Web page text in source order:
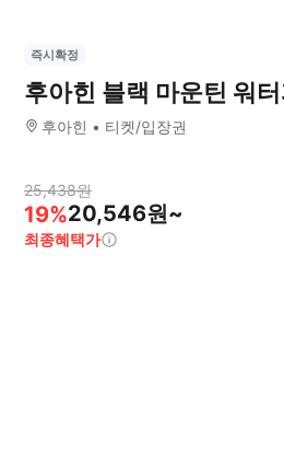
즉시확정
후아힌 블랙 마운틴 워
후아힌 티켓/입장권
25,438원
19%20,546원~
최종혜택가